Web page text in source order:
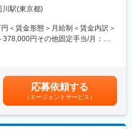
はご性別問わず活用されておりま
ち、歯科診療用ユニットチェア
品群で、歯科医療の発展を支えて
や画像診断機器は国内トップクラ
医療機器メーカーにおいて、歯科
いという想いから、建築・内装
めとした業務に携わっていただき
川駅(東京都)
＜賃金形態＞月給制＜賃金内訳＞
円その他固定手当/月：
去実績賃金はあくまでも目安の金
る可能性があります。月給(月額)は
応募依頼する
（エージェントサービス）